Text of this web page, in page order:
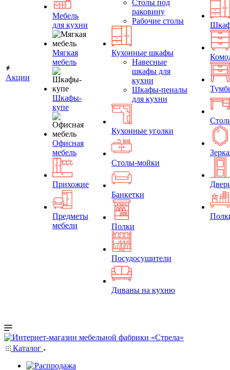
Акции
Мебель
для кухни
Мягкая
мебель
Шкафы-
купе
Офисная
мебель
Прихожие
Предметы
мебели
Столы под
раковину
Рабочие столы
Кухонные шкафы
Навесные
шкафы для
кухни
Шкафы-пеналы
для кухни
Кухонные уголки
Столы-мойки
Банкетки
Полки
Посудосушители
Диваны на кухню
Каталог